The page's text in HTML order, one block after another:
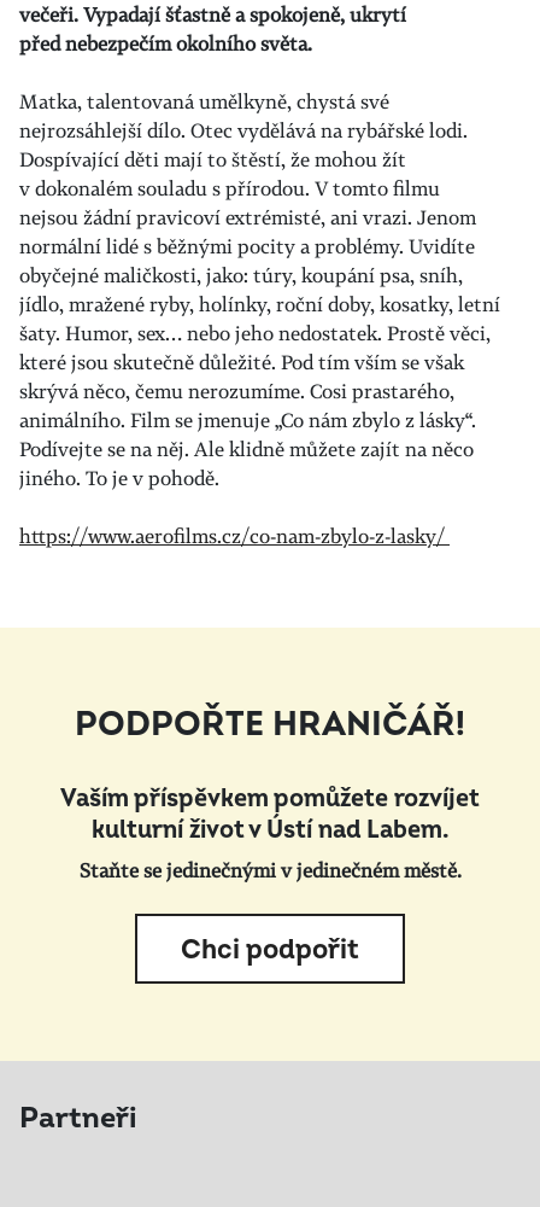
večeři. Vypadají šťastně a spokojeně, ukrytí
před nebezpečím okolního světa.
Matka, talentovaná umělkyně, chystá své
nejrozsáhlejší dílo. Otec vydělává na rybářské lodi.
Dospívající děti mají to štěstí, že mohou žít
v dokonalém souladu s přírodou. V tomto filmu
nejsou žádní pravicoví extrémisté, ani vrazi. Jenom
normální lidé s běžnými pocity a problémy. Uvidíte
obyčejné maličkosti, jako: túry, koupání psa, sníh,
jídlo, mražené ryby, holínky, roční doby, kosatky, letní
šaty. Humor, sex… nebo jeho nedostatek. Prostě věci,
které jsou skutečně důležité. Pod tím vším se však
skrývá něco, čemu nerozumíme. Cosi prastarého,
animálního. Film se jmenuje „Co nám zbylo z lásky“.
Podívejte se na něj. Ale klidně můžete zajít na něco
jiného. To je v pohodě.
https://www.aerofilms.cz/co-nam-zbylo-z-lasky/
PODPOŘTE HRANIČÁŘ!
Vaším příspěvkem pomůžete rozvíjet
kulturní život v Ústí nad Labem.
Staňte se jedinečnými v jedinečném městě.
Chci podpořit
Partneři